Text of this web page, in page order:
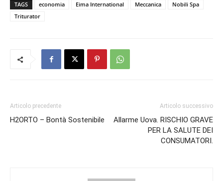
TAGS economia Eima International Meccanica
Nobili Spa
Triturator
Articolo precedente
H2ORTO – Bontà Sostenibile
Articolo successivo
Allarme Uova. RISCHIO GRAVE
PER LA SALUTE DEI
CONSUMATORI.